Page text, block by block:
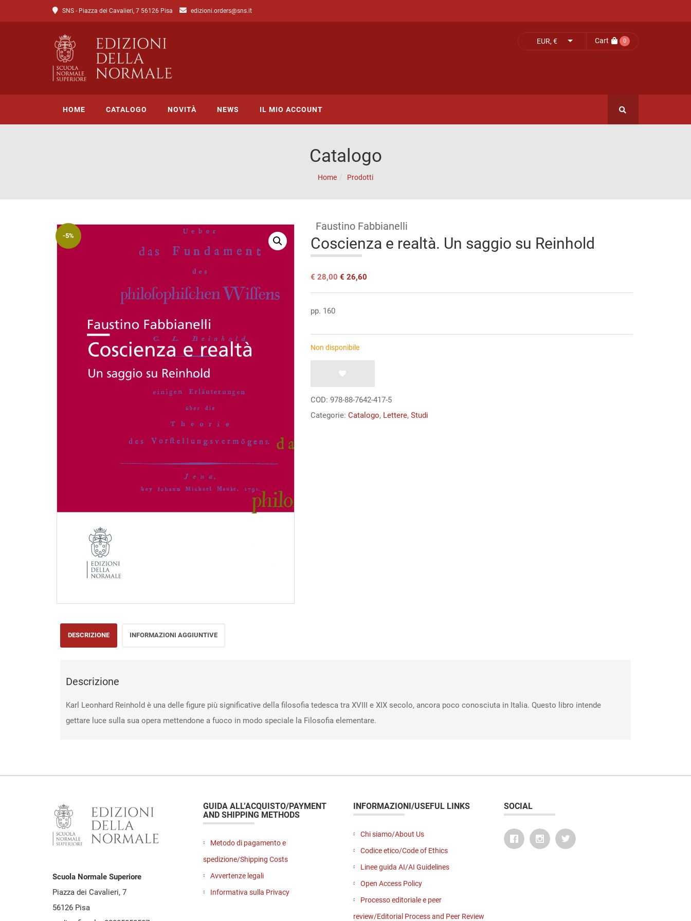
SNS - Piazza dei Cavalieri, 7 56126 Pisa edizioni.orders@sns.it
EUR, € Cart 0
HOME CATALOGO
Catalogo di Scienze
NOVITÀ NEWS IL MIO ACCOUNT
Catalogo
Home Prodotti
-5%
Faustino Fabbianelli
Coscienza e realtà. Un saggio su Reinhold
Il
originale
€ 28,00.
€ 28,00Il
attuale
€ 26,60
pp. 160
Non disponibile
COD: 978-88-7642-417-5
Categorie: Catalogo, Lettere, Studi
DESCRIZIONE INFORMAZIONI AGGIUNTIVE
Descrizione
Karl Leonhard Reinhold è una delle figure più significative della filosofia tedesca tra XVIII e XIX secolo, ancora poco conosciuta in Italia. Questo libro intende
gettare luce sulla sua opera mettendone a fuoco in modo speciale la Filosofia elementare.
Scuola Normale Superiore
Piazza dei Cavalieri, 7
56126 Pisa
GUIDA ALL’ACQUISTO/PAYMENT
AND SHIPPING METHODS
Metodo di pagamento e
spedizione/Shipping Costs
Avvertenze legali
Informativa sulla Privacy
INFORMAZIONI/USEFUL LINKS
Chi siamo/About Us
Codice etico/Code of Ethics
Linee guida AI/AI Guidelines
Open Access Policy
Processo editoriale e peer
review/Editorial Process and Peer Review
SOCIAL